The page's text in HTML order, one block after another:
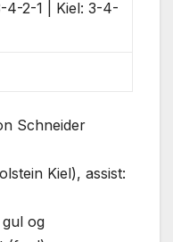
4-2-1 | Kiel: 3-4-
Schneider
Kiel), assist:
gul og